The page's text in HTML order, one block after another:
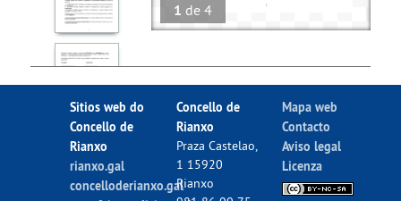
1 de 4
Sitios web do
Concello de
Rianxo
rianxo.gal
concelloderianxo.gal
Concello de
Rianxo
Praza Castelao,
1 15920
Rianxo
Mapa web
Contacto
Aviso legal
Licenza